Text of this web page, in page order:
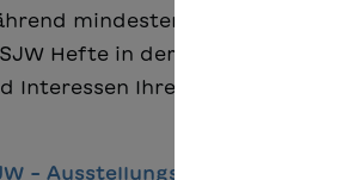
mindestens 14 Tagen zum
Hefte in der Box nach Zyklen
Ihrer Klasse ohne
– Ausstellungsbox